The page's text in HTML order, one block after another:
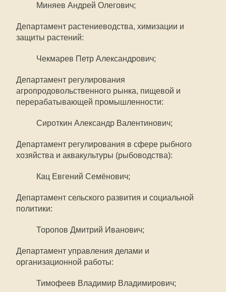
Миняев Андрей Олегович;
Департамент растениеводства, химизации и
защиты растений:
Чекмарев Петр Александрович;
Департамент регулирования
агропродовольственного рынка, пищевой и
перерабатывающей промышленности:
Сироткин Александр Валентинович;
Департамент регулирования в сфере рыбного
хозяйства и аквакультуры (рыбоводства):
Кац Евгений Семёнович;
Департамент сельского развития и социальной
политики:
Торопов Дмитрий Иванович;
Департамент управления делами и
организационной работы:
Тимофеев Владимир Владимирович;